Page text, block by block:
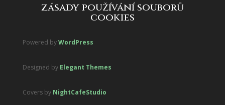
zásady používání souborů
cookies
Powered byWordPress
Designed by Elegant Themes
Covers by NightCafeStudio